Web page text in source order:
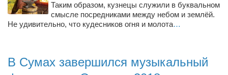
Кафе, клубы, рестораны
Таким образом, кузнецы служили в буквальном
смысле посредниками между небом и землёй.
Не удивительно, что кудесников огня и молота…
В Сумах завершился музыкальный